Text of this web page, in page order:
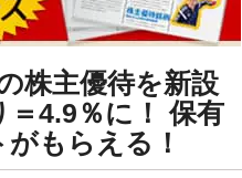
株主優待を新設
＝4.9％に！ 保有
もらえる！